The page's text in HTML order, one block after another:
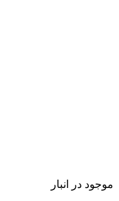
موجود در انبار